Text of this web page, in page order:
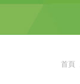
首頁